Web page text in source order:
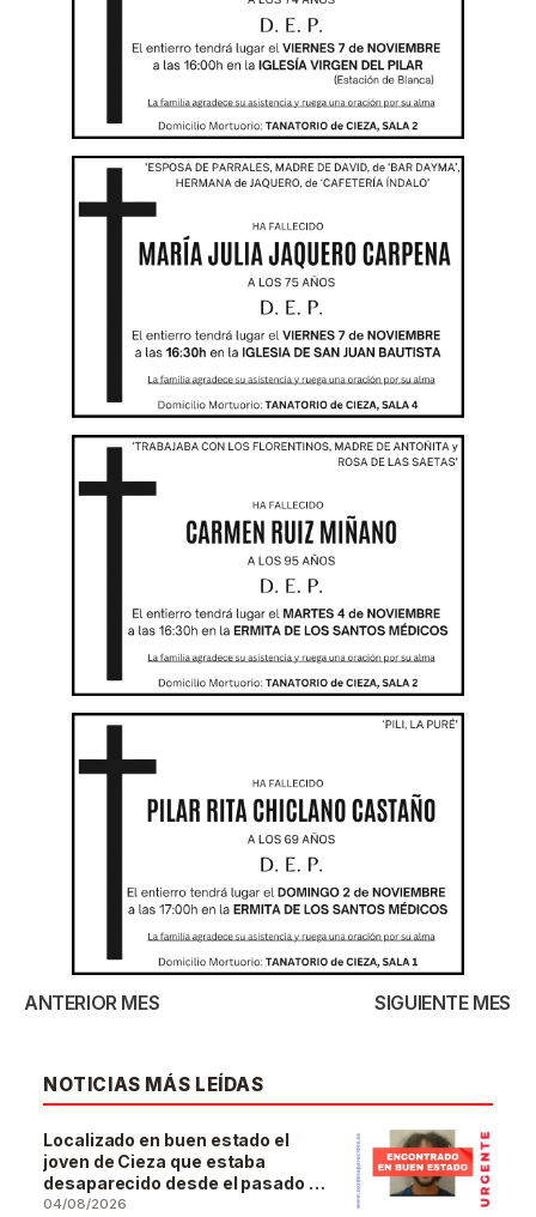
ANTERIOR MES SIGUIENTE MES
NOTICIAS MÁS LEÍDAS
Localizado en buen estado el
joven de Cieza que estaba
desaparecido desde el pasado 29
de julio
04/08/2026